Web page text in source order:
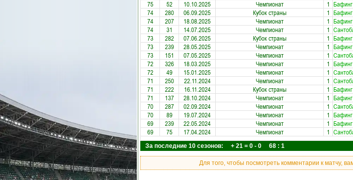
75 52 10.10.2025 Чемпионат 1 Бафинг
74 280 06.09.2025 Кубок страны 1 Бафинг
74 207 18.08.2025 Чемпионат 1 Бафинг
74 31 14.07.2025 Чемпионат 1
73 282 07.06.2025 Кубок страны 1 Бафинг
73 239 28.05.2025 Чемпионат 1 Бафинг
73 151 07.05.2025 Чемпионат 1
72 326 18.03.2025 Чемпионат 1 Бафинг
72 49 15.01.2025 Чемпионат 1
71 250 22.11.2024 Чемпионат 1
71 222 16.11.2024 Кубок страны 1 Бафинг
71 137 28.10.2024 Чемпионат 1 Бафинг
70 287 02.09.2024 Чемпионат 1
70 89 19.07.2024 Чемпионат 1 Бафинг
69 239 22.05.2024 Чемпионат 1 Бафинг
69 75 17.04.2024 Чемпионат 1
За последние 10 сезонов: + 21 = 0 - 0 68 : 1
Для того, чтобы посмотреть комментарии к матчу,